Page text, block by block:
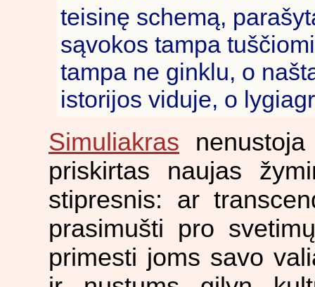
teisinę schemą,
sąvokos tampa
tampa ne ginklu, o
istorijos viduje, o
Simuliakras
priskirtas naujas
stipresnis: ar
prasimušti pro
primesti joms savo